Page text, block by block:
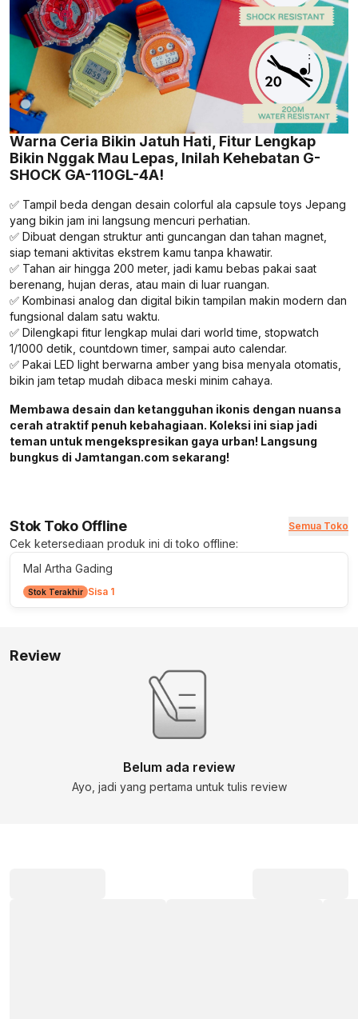
Warna Ceria Bikin Jatuh Hati, Fitur Lengkap
Bikin Nggak Mau Lepas, Inilah Kehebatan G-
SHOCK GA-110GL-4A!
✅ Tampil beda dengan desain colorful ala capsule toys Jepang
yang bikin jam ini langsung mencuri perhatian.
✅ Dibuat dengan struktur anti guncangan dan tahan magnet,
siap temani aktivitas ekstrem kamu tanpa khawatir.
✅ Tahan air hingga 200 meter, jadi kamu bebas pakai saat
berenang, hujan deras, atau main di luar ruangan.
✅ Kombinasi analog dan digital bikin tampilan makin modern dan
fungsional dalam satu waktu.
✅ Dilengkapi fitur lengkap mulai dari world time, stopwatch
1/1000 detik, countdown timer, sampai auto calendar.
✅ Pakai LED light berwarna amber yang bisa menyala otomatis,
bikin jam tetap mudah dibaca meski minim cahaya.
Membawa desain dan ketangguhan ikonis dengan nuansa
cerah atraktif penuh kebahagiaan. Koleksi ini siap jadi
teman untuk mengekspresikan gaya urban! Langsung
bungkus di Jamtangan.com sekarang!
Stok Toko Offline Semua Toko
Cek ketersediaan produk ini di toko offline:
Mal Artha Gading
Stok Terakhir Sisa 1
Review
Belum ada review
Ayo, jadi yang pertama untuk tulis review